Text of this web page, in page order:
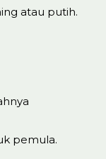
atau putih.
pemula.